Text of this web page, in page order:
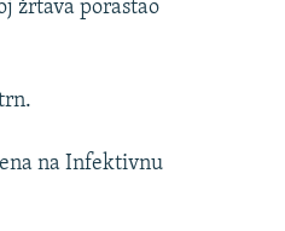
žrtava porastao
na Infektivnu